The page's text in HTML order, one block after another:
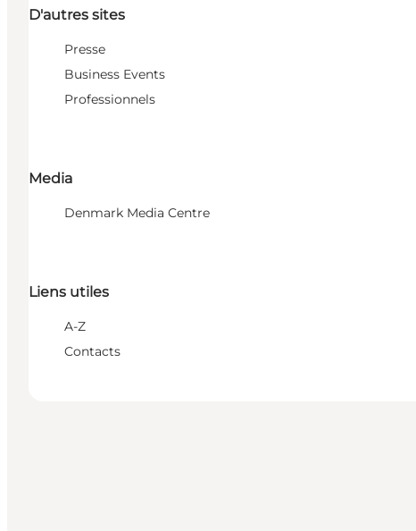
D'autres sites
Presse
Business Events
Professionnels
Media
Denmark Media Centre
Liens utiles
A-Z
Contacts